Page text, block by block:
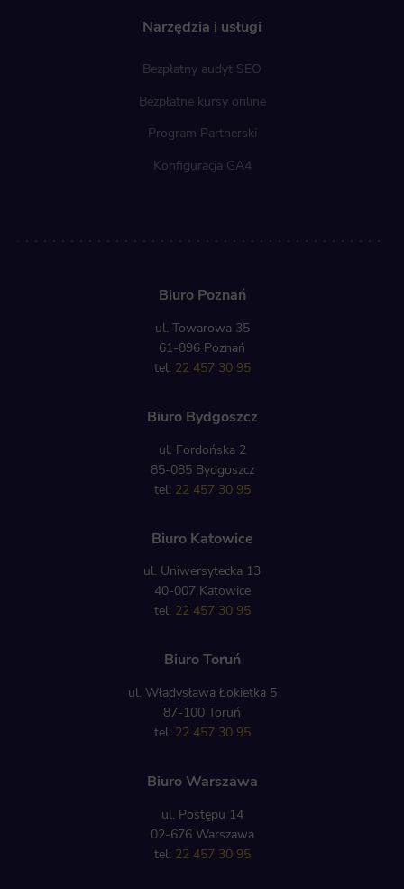
Narzędzia i usługi
Bezpłatny audyt SEO
Bezpłatne kursy online
Program Partnerski
Konfiguracja GA4
Biuro Poznań
ul. Towarowa 35
61-896 Poznań
tel: 22 457 30 95
Biuro Bydgoszcz
ul. Fordońska 2
85-085 Bydgoszcz
tel: 22 457 30 95
Biuro Katowice
ul. Uniwersytecka 13
40-007 Katowice
tel: 22 457 30 95
Biuro Toruń
ul. Władysława Łokietka 5
87-100 Toruń
tel: 22 457 30 95
Biuro Warszawa
ul. Postępu 14
02-676 Warszawa
tel: 22 457 30 95